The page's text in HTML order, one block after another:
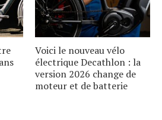
Voici le nouveau vélo
électrique Decathlon : la
version 2026 change de
moteur et de batterie